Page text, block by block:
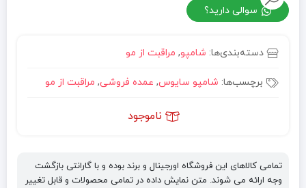
سوالی دارید؟
دسته‌بندی‌ها: شامپو, مراقبت از مو
برچسب‌ها: شامپو سایوس, عمده فروشی, مراقبت از مو
ناموجود
تمامی کالاهای این فروشگاه اورجینال و برند بوده و با گارانتی بازگشت
وجه ارائه می شوند. متن نمایش داده در تمامی محصولات و قابل تغییر